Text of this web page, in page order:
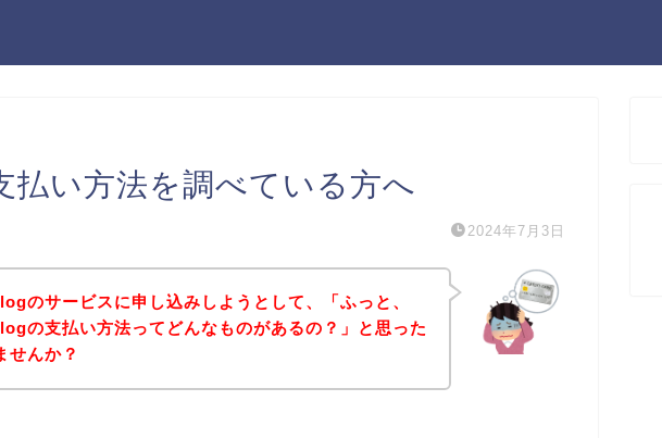
払い方法を調べている方へ
2024年7月3日
のサービスに申し込みしようとして、「ふっと、
の支払い方法ってどんなものがあるの？」と思った
せんか？